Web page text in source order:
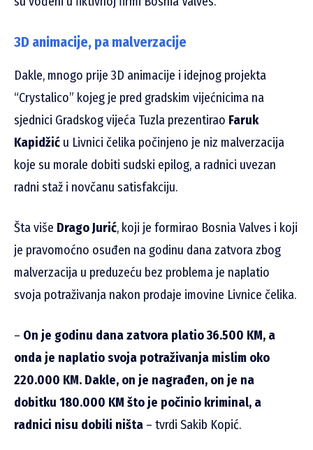
3D animacije, pa malverzacije
Dakle, mnogo prije 3D animacije i idejnog projekta
“Crystalico” kojeg je pred gradskim vijećnicima na
sjednici Gradskog vijeća Tuzla prezentirao Faruk
Kapidžić u Livnici čelika počinjeno je niz malverzacija
koje su morale dobiti sudski epilog, a radnici uvezan
radni staž i novčanu satisfakciju.
Šta više Drago Jurić, koji je formirao Bosnia Valves i koji
je pravomoćno osuđen na godinu dana zatvora zbog
malverzacija u preduzeću bez problema je naplatio
svoja potraživanja nakon prodaje imovine Livnice čelika.
– On je godinu dana zatvora platio 36.500 KM, a
onda je naplatio svoja potraživanja mislim oko
220.000 KM. Dakle, on je nagrađen, on je na
dobitku 180.000 KM što je počinio kriminal, a
radnici nisu dobili ništa – tvrdi Sakib Kopić.